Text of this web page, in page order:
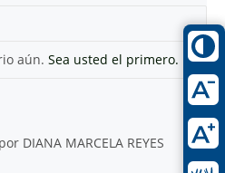
aún. Sea usted el primero.
DIANA MARCELA REYES